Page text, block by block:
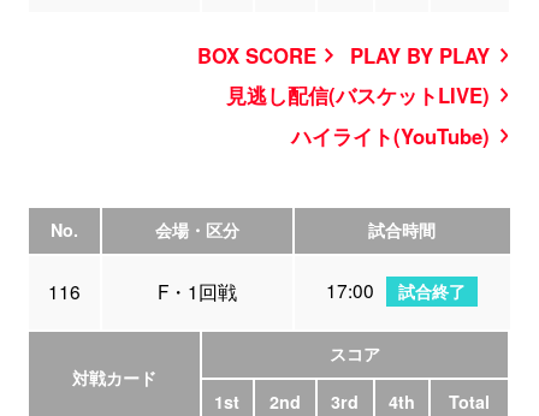
BOX SCORE
PLAY BY PLAY
見逃し配信(バスケットLIVE)
ハイライト(YouTube)
No. 会場・区分 試合時間
116 F・1回戦 17:00 試合終了
対戦カード
スコア
1st
2nd 3rd 4th Total